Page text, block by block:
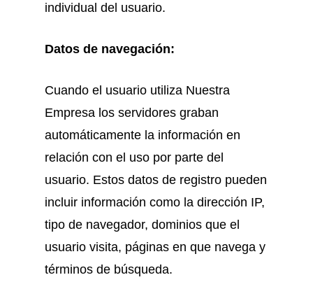
individual del usuario.
Datos de navegación:
Cuando el usuario utiliza Nuestra
Empresa los servidores graban
automáticamente la información en
relación con el uso por parte del
usuario. Estos datos de registro pueden
incluir información como la dirección IP,
tipo de navegador, dominios que el
usuario visita, páginas en que navega y
términos de búsqueda.